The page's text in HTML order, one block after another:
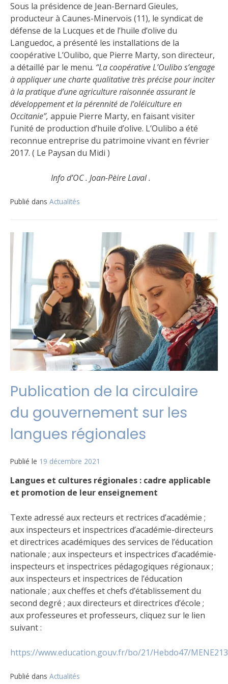
Sous la présidence de Jean-Bernard Gieules,
producteur à Caunes-Minervois (11), le syndicat de
défense de la Lucques et de l’huile d’olive du
Languedoc, a présenté les installations de la
coopérative L’Oulibo, que Pierre Marty, son directeur,
a détaillé par le menu. “La coopérative L’Oulibo s’engage
à appliquer une charte qualitative très précise pour inciter
à la pratique d’une agriculture raisonnée assurant le
développement et la pérennité de l’oléiculture en
Occitanie”, appuie Pierre Marty, en faisant visiter
l’unité de production d’huile d’olive. L’Oulibo a été
reconnue entreprise du patrimoine vivant en février
2017. ( Le Paysan du Midi )
Info d’OC . Joan-Pèire Laval .
Publié dans Actualités
Publication de la circulaire
du gouvernement sur les
langues régionales
Publié le 19 décembre 2021
Langues et cultures régionales : cadre applicable
et promotion de leur enseignement
Texte adressé aux recteurs et rectrices d’académie ;
aux inspecteurs et inspectrices d’académie-directeurs
et directrices académiques des services de l’éducation
nationale ; aux inspecteurs et inspectrices d’académie-
inspecteurs et inspectrices pédagogiques régionaux ;
aux inspecteurs et inspectrices de l’éducation
nationale ; aux cheffes et chefs d’établissement du
second degré ; aux directeurs et directrices d’école ;
aux professeures et professeurs, cliquez sur le lien
suivant :
https://www.education.gouv.fr/bo/21/Hebdo47/
Publié dans Actualités